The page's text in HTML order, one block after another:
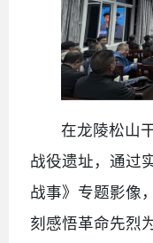
在龙陵松山
战役遗址，通过
战事》专题影像
刻感悟革命先烈